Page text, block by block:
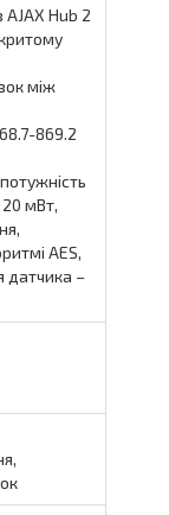
AJAX Hub 2
між
869.2
мВт,
AES,
датчика –